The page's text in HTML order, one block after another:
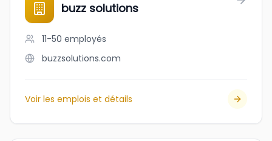
buzz solutions
11-50 employés
buzzsolutions.com
Voir les emplois et détails